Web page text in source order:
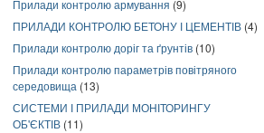
Прилади контролю армування (9)
ПРИЛАДИ КОНТРОЛЮ БЕТОНУ І ЦЕМЕНТІВ (4)
Прилади контролю доріг та ґрунтів (10)
Прилади контролю параметрів повітряного
середовища (13)
СИСТЕМИ І ПРИЛАДИ МОНІТОРИНГУ
ОБ'ЄКТІВ (11)